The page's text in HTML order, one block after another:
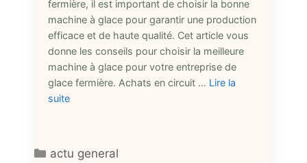
fermière, il est important de choisir la bonne
machine à glace pour garantir une production
efficace et de haute qualité. Cet article vous
donne les conseils pour choisir la meilleure
machine à glace pour votre entreprise de
glace fermière. Achats en circuit … Lire la
suite
Catégories
actu general